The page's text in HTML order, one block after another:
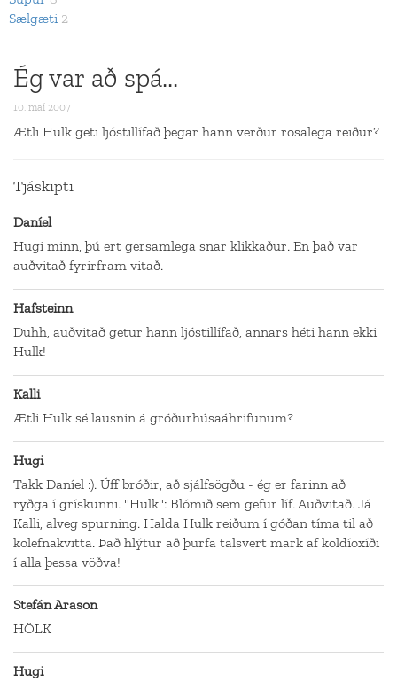
Sælgæti 2
Ég var að spá...
10. maí 2007
Ætli Hulk geti ljóstillífað þegar hann verður rosalega reiður?
Tjáskipti
Daníel
Hugi minn, þú ert gersamlega snar klikkaður. En það var
auðvitað fyrirfram vitað.
Hafsteinn
Duhh, auðvitað getur hann ljóstillífað, annars héti hann ekki
Hulk!
Kalli
Ætli Hulk sé lausnin á gróðurhúsaáhrifunum?
Hugi
Takk Daníel :). Úff bróðir, að sjálfsögðu - ég er farinn að
ryðga í grískunni. "Hulk": Blómið sem gefur líf. Auðvitað. Já
Kalli, alveg spurning. Halda Hulk reiðum í góðan tíma til að
kolefnakvitta. Það hlýtur að þurfa talsvert mark af koldíoxíði
í alla þessa vöðva!
Stefán Arason
HÖLK
Hugi